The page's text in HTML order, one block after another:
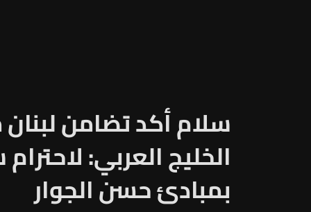
سلام أكد تضامن
الخليج العربي:
بمبادئ حسن الجوار